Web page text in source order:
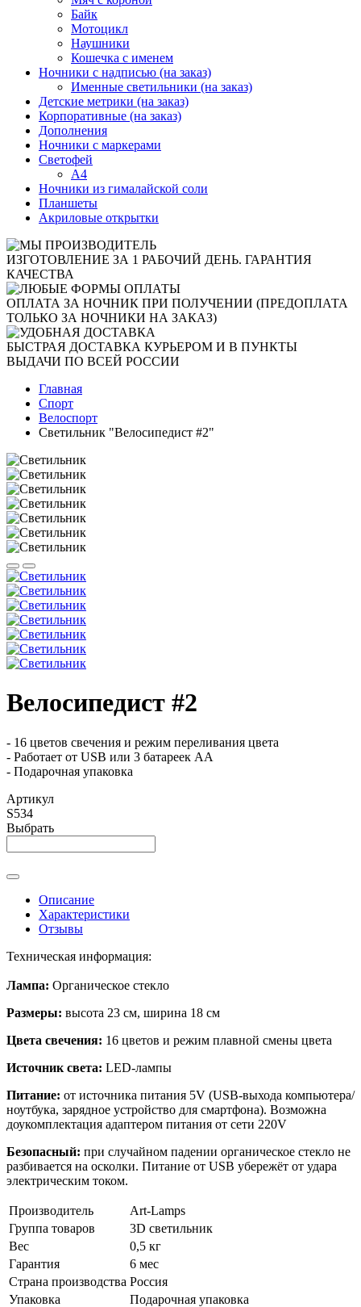
Байк
Мотоцикл
Наушники
Кошечка с именем
Ночники с надписью (на заказ)
Именные светильники (на заказ)
Детские метрики (на заказ)
Корпоративные (на заказ)
Дополнения
Ночники с маркерами
Светофей
А4
Ночники из гималайской соли
Планшеты
Акриловые открытки
ИЗГОТОВЛЕНИЕ ЗА 1 РАБОЧИЙ ДЕНЬ. ГАРАНТИЯ
КАЧЕСТВА
ОПЛАТА ЗА НОЧНИК ПРИ ПОЛУЧЕНИИ (ПРЕДОПЛАТА
ТОЛЬКО ЗА НОЧНИКИ НА ЗАКАЗ)
БЫСТРАЯ ДОСТАВКА КУРЬЕРОМ И В ПУНКТЫ
ВЫДАЧИ ПО ВСЕЙ РОССИИ
Главная
Спорт
Велоспорт
Светильник "Велосипедист #2"
Велосипедист #2
- 16 цветов свечения и режим переливания цвета
- Работает от USB или 3 батареек АА
- Подарочная упаковка
Артикул
S534
Выбрать
Описание
Характеристики
Отзывы
Техническая информация:
Лампа: Органическое стекло
Размеры: высота 23 см, ширина 18 см
Цвета свечения: 16 цветов и режим плавной смены цвета
Источник света: LED-лампы
Питание: от источника питания 5V (USB-выхода компьютера/
ноутбука, зарядное устройство для смартфона). Возможна
доукомплектация адаптером питания от сети 220V
Безопасный: при случайном падении органическое стекло не
разбивается на осколки. Питание от USB убережёт от удара
электрическим током.
Производитель
Art-Lamps
Группа товаров
3D светильник
Вес
0,5 кг
Гарантия
6 мес
Страна производства Россия
Упаковка
Подарочная упаковка